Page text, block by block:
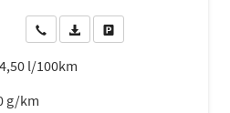
Wir rufen Sie anPDF-Datei, Fahrzeugexposé
4,50 l/100km
g/km